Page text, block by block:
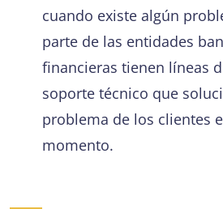
cuando existe algún
parte de las entidades
financieras tienen líneas
soporte técnico que
problema de los clientes
momento.